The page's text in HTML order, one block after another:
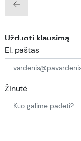
Užduoti klausimą
El. paštas
Žinutė